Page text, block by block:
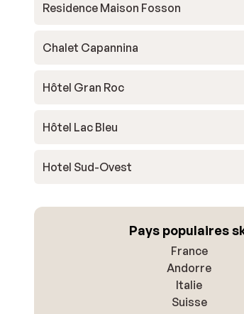
Residence Maison Fosson
Chalet Capannina
Hôtel Gran Roc
Hôtel Lac Bleu
Hotel Sud-Ovest
Pays populaires
France
Andorre
Italie
Suisse